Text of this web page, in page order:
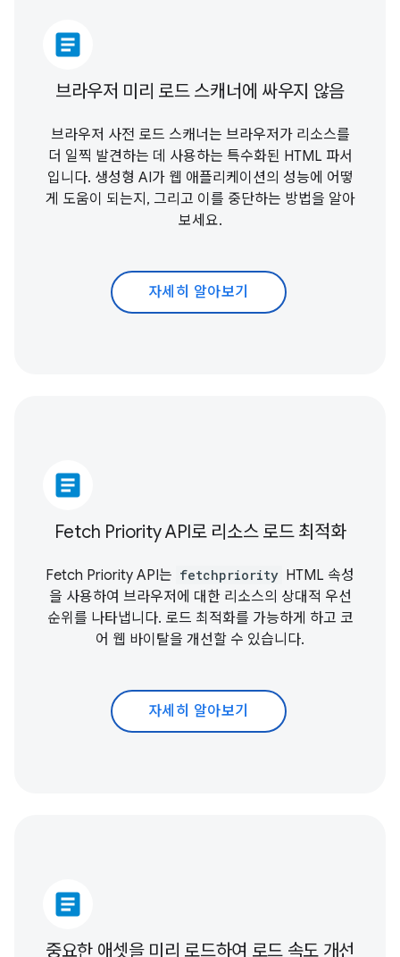
article
브라우저 미리 로드 스캐너에 싸우지 않음
브라우저 사전 로드 스캐너는 브라우저가 리소스를
더 일찍 발견하는 데 사용하는 특수화된 HTML 파서
입니다. 생성형 AI가 웹 애플리케이션의 성능에 어떻
게 도움이 되는지, 그리고 이를 중단하는 방법을 알아
보세요.
자세히 알아보기
article
Fetch Priority API로 리소스 로드 최적화
Fetch Priority API는 fetchpriority HTML 속성
을 사용하여 브라우저에 대한 리소스의 상대적 우선
순위를 나타냅니다. 로드 최적화를 가능하게 하고 코
어 웹 바이탈을 개선할 수 있습니다.
자세히 알아보기
article
중요한 애셋을 미리 로드하여 로드 속도 개선